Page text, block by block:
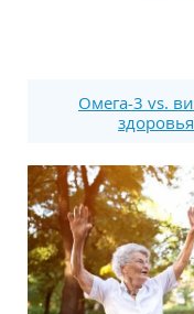
Омега-3 vs.